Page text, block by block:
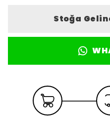
Stoğa